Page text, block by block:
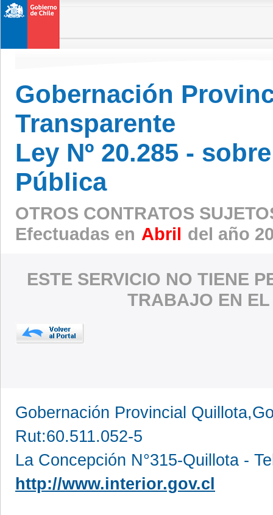
Gobernación
Transparente
Ley Nº 20.285 -
Pública
OTROS CONTRATOS
Efectuadas en Abril del año
ESTE SERVICIO NO TIENE
TRABAJO EN
Gobernación Provincial
Rut:60.511.052-5
La Concepción N°315-Quillota -
http://www.interior.gov.cl